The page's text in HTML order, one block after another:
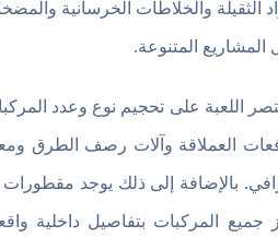
الثقيلة والخلاطات الخرسانية
المشاريع المتنوعة.
اللعبة على تحجيم نوع وعدد
العملاقة وآلات رصف الطرق
بالإضافة إلى ذلك يوجد
جميع المركبات بتفاصيل داخلية